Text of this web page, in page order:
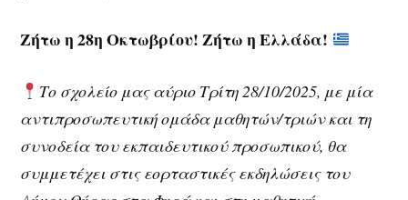
Ζήτω η 28η Οκτωβρίου! Ζήτω η Ελλάδα!
Το σχολείο μας αύριο Τρίτη 28/10/2025, με μία
αντιπροσωπευτική ομάδα μαθητών/τριών και τη
συνοδεία του εκπαιδευτικού προσωπικού, θα
συμμετέχει στις εορταστικές εκδηλώσεις του